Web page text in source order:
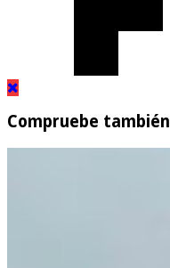
Compruebe también